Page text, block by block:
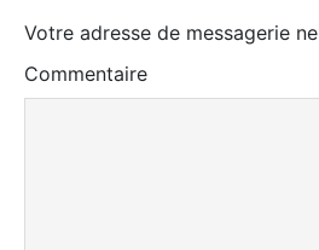
Votre adresse de messagerie
Commentaire